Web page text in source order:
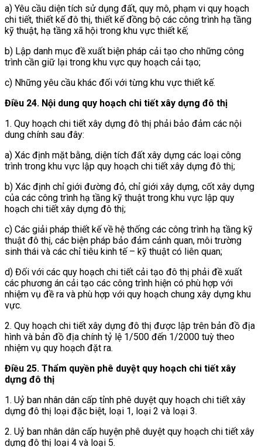
a) Yêu cầu diện tích sử dụng đất, quy mô, phạm vi quy hoạch
chi tiết, thiết kế đô thị, thiết kế đồng bộ các công trình hạ tầng
kỹ thuật, hạ tầng xã hội trong khu vực thiết kế;
b) Lập danh mục đề xuất biện pháp cải tạo cho những công
trình cần giữ lại trong khu vực quy hoạch cải tạo;
c) Những yêu cầu khác đối với từng khu vực thiết kế.
Điều 24. Nội dung quy hoạch chi tiết xây dựng đô thị
1. Quy hoạch chi tiết xây dựng đô thị phải bảo đảm các nội
dung chính sau đây:
a) Xác định mặt bằng, diện tích đất xây dựng các loại công
trình trong khu vực lập quy hoạch chi tiết xây dựng đô thị;
b) Xác định chỉ giới đường đỏ, chỉ giới xây dựng, cốt xây dựng
của các công trình hạ tầng kỹ thuật trong khu vực lập quy
hoạch chi tiết xây dựng đô thị;
c) Các giải pháp thiết kế về hệ thống các công trình hạ tầng kỹ
thuật đô thị, các biện pháp bảo đảm cảnh quan, môi trường
sinh thái và các chỉ tiêu kinh tế – kỹ thuật có liên quan;
d) Đối với các quy hoạch chi tiết cải tạo đô thị phải đề xuất
các phương án cải tạo các công trình hiện có phù hợp với
nhiệm vụ đề ra và phù hợp với quy hoạch chung xây dựng khu
vực.
2. Quy hoạch chi tiết xây dựng đô thị được lập trên bản đồ địa
hình và bản đồ địa chính tỷ lệ 1/500 đến 1/2000 tuỳ theo
nhiệm vụ quy hoạch đặt ra.
Điều 25. Thẩm quyền phê duyệt quy hoạch chi tiết xây
dựng đô thị
1. Uỷ ban nhân dân cấp tỉnh phê duyệt quy hoạch chi tiết xây
dựng đô thị loại đặc biệt, loại 1, loại 2 và loại 3.
2. Uỷ ban nhân dân cấp huyện phê duyệt quy hoạch chi tiết xây
dựng đô thị loại 4 và loại 5.